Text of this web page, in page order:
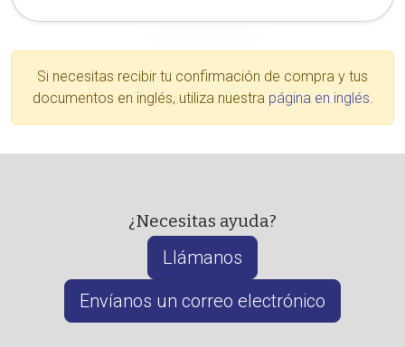
Si necesitas recibir tu confirmación de compra y tus
documentos en inglés, utiliza nuestra página en inglés.
¿Necesitas ayuda?
Llámanos
Envíanos un correo electrónico